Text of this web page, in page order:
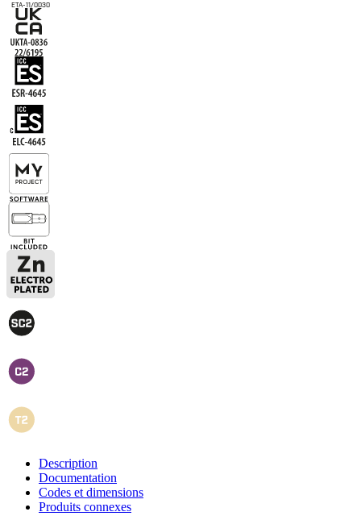
ETA-11/0030
Description
Documentation
Codes et dimensions
Produits connexes